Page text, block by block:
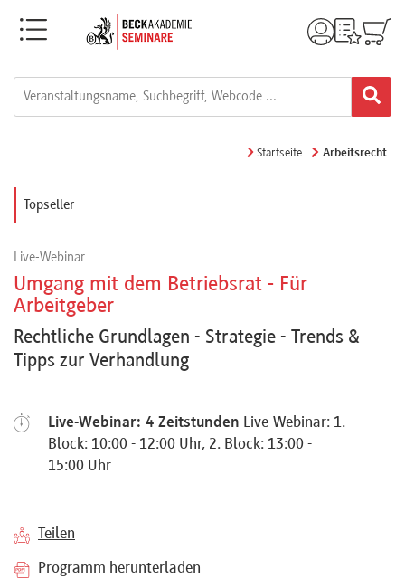
Menü
Webinare
e-
Learnings
Referenten
Kontakt
Startseite Arbeitsrecht
Topseller
Live-Webinar
Umgang mit dem Betriebsrat - Für
Arbeitgeber
Rechtliche Grundlagen - Strategie - Trends &
Tipps zur Verhandlung
Live-Webinar: 4 Zeitstunden Live-Webinar: 1.
Block: 10:00 - 12:00 Uhr, 2. Block: 13:00 -
15:00 Uhr
Teilen
Programm herunterladen